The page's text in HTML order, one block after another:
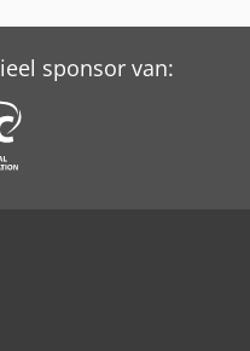
Chassis
sponsor van: